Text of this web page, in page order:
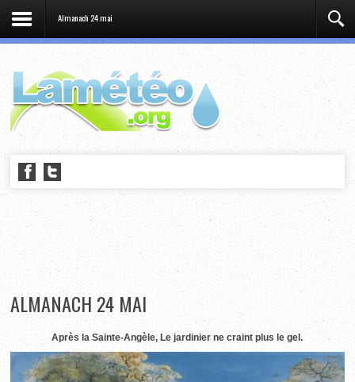
Almanach 24 mai
ALMANACH 24 MAI
Après la Sainte-Angèle, Le jardinier ne craint plus le gel.